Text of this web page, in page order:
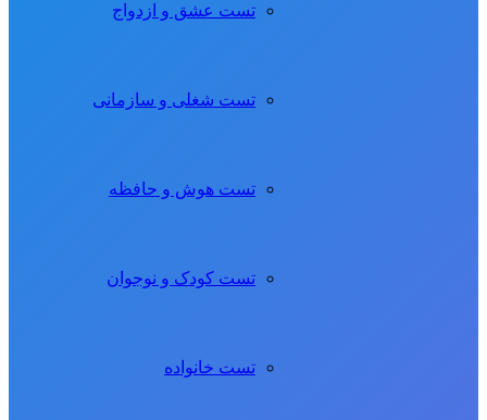
تست عشق و ازدواج
تست شغلی و سازمانی
تست هوش و حافظه
تست کودک و نوجوان
تست خانواده